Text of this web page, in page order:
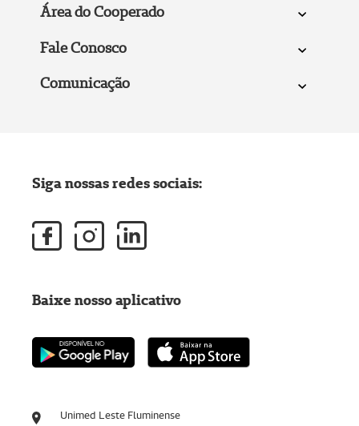
Área do Cooperado
Fale Conosco
Comunicação
Unimed Leste Fluminense
Siga nossas redes sociais:
Baixe nosso aplicativo